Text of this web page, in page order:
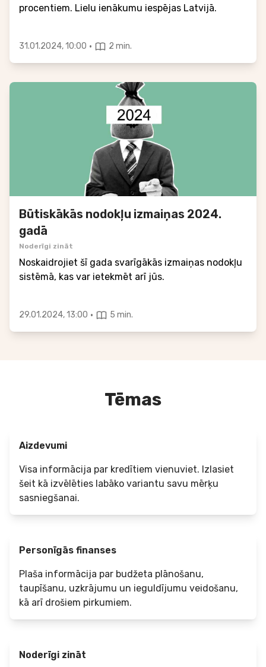
procentiem. Lielu ienākumu iespējas Latvijā.
31.01.2024, 10:00 · 2 min.
Būtiskākās nodokļu izmaiņas 2024.
gadā
Noderīgi zināt
Noskaidrojiet šī gada svarīgākās izmaiņas nodokļu
sistēmā, kas var ietekmēt arī jūs.
29.01.2024, 13:00 · 5 min.
Tēmas
Aizdevumi
Visa informācija par kredītiem vienuviet. Izlasiet
šeit kā izvēlēties labāko variantu savu mērķu
sasniegšanai.
Personīgās finanses
Plaša informācija par budžeta plānošanu,
taupīšanu, uzkrājumu un ieguldījumu veidošanu,
kā arī drošiem pirkumiem.
Noderīgi zināt